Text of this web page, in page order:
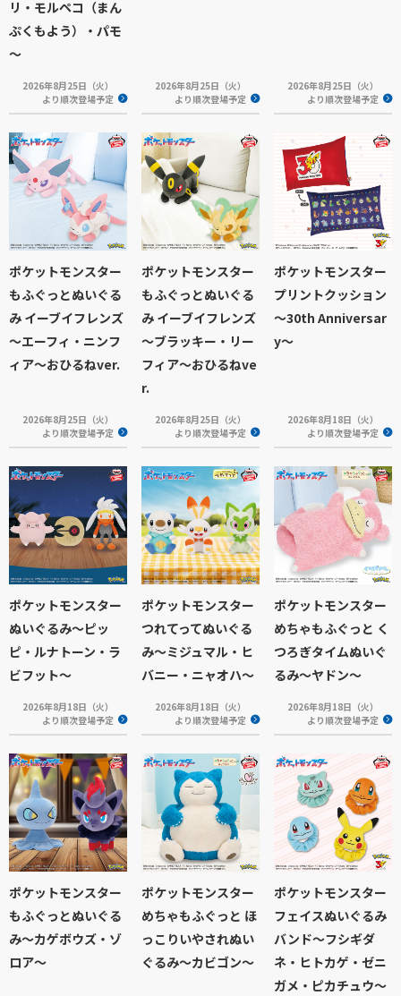
リ・モルペコ（まん
ぷくもよう）・パモ
～
2026年8月25日（火）
より順次登場予定
2026年8月25日（火）
より順次登場予定
2026年8月25日（火）
より順次登場予定
ポケットモンスター
もふぐっとぬいぐる
み イーブイフレンズ
～エーフィ・ニンフ
ィア～おひるねver.
2026年8月25日（火）
より順次登場予定
ポケットモンスター
もふぐっとぬいぐる
み イーブイフレンズ
～ブラッキー・リー
フィア～おひるねve
r.
2026年8月25日（火）
より順次登場予定
ポケットモンスター
プリントクッション
～30th Anniversar
y～
2026年8月18日（火）
より順次登場予定
ポケットモンスター
ぬいぐるみ～ピッ
ピ・ルナトーン・ラ
ビフット～
2026年8月18日（火）
より順次登場予定
ポケットモンスター
つれてってぬいぐる
み～ミジュマル・ヒ
バニー・ニャオハ～
2026年8月18日（火）
より順次登場予定
ポケットモンスター
めちゃもふぐっと く
つろぎタイムぬいぐ
るみ～ヤドン～
2026年8月18日（火）
より順次登場予定
ポケットモンスター
もふぐっとぬいぐる
み～カゲボウズ・ゾ
ロア～
ポケットモンスター
めちゃもふぐっと ほ
っこりいやされぬい
ぐるみ～カビゴン～
ポケットモンスター
フェイスぬいぐるみ
バンド～フシギダ
ネ・ヒトカゲ・ゼニ
ガメ・ピカチュウ～